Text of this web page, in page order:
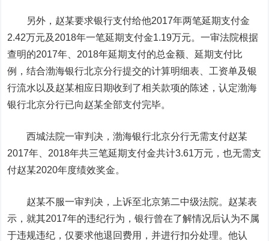
另外，赵某要求银行支付给他2017年两笔延期支付金
2.42万元及2018年一笔延期支付金1.19万元。一审法院根据
查明的2017年、2018年延期支付的总金额、延期支付比
例，结合渤海银行北京分行提交的计算明细表、工资单及银
行流水以及赵某相应日期收到了相关款项的陈述，认定渤海
银行北京分行已向赵某全部支付完毕。
西城法院一审判决，渤海银行北京分行无需支付赵某
2017年、2018年共三笔延期支付金共计3.61万元，也无需支
付赵某2020年度绩效奖金。
赵某不服一审判决，上诉至北京第二中级法院。赵某表
示，就其2017年的违纪行为，银行曾在了解情况后认为不属
于违规违纪，仅要求他退回费用，并进行扣分处理。他认